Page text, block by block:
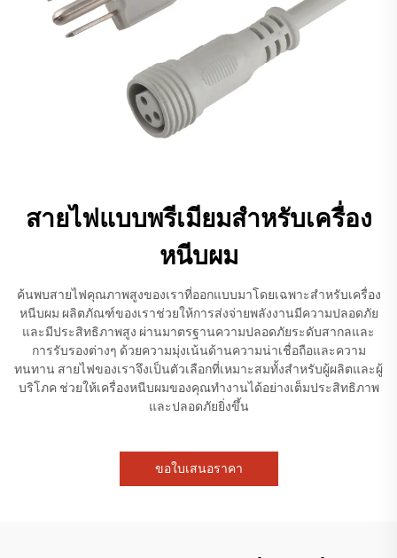
สายไฟแบบพรีเมียมสำหรับเครื่อง
หนีบผม
ค้นพบสายไฟคุณภาพสูงของเราที่ออกแบบมาโดยเฉพาะสำหรับเครื่อง
หนีบผม ผลิตภัณฑ์ของเราช่วยให้การส่งจ่ายพลังงานมีความปลอดภัย
และมีประสิทธิภาพสูง ผ่านมาตรฐานความปลอดภัยระดับสากลและ
การรับรองต่างๆ ด้วยความมุ่งเน้นด้านความน่าเชื่อถือและความ
ทนทาน สายไฟของเราจึงเป็นตัวเลือกที่เหมาะสมทั้งสำหรับผู้ผลิตและผู้
บริโภค ช่วยให้เครื่องหนีบผมของคุณทำงานได้อย่างเต็มประสิทธิภาพ
และปลอดภัยยิ่งขึ้น
ขอใบเสนอราคา